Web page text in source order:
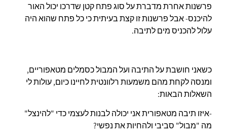
פרשנות אחרת מדברת על סוג פתח קטן שדרכו יכול האור
להיכנס- אבל פרשנות זו קצת בעיתית כי כל פתח שהוא היה
עלול להכניס מים לתיבה.
כשאני חושבת על התיבה ועל המבול כסמלים מטאפוריים,
ומנסה לקחת מהם משמעות רלוונטית לחיינו כיום, עולות לי
השאלות הבאות:
-איזו תיבה מטאפורית אני יכולה לבנות לעצמי כדי "להינצל"
מה "מבול" סביבי ולהחיות את נפשי?